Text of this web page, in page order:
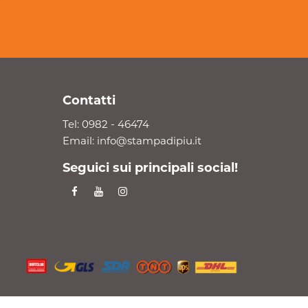
Contatti
Tel: 0982 - 46474
Email: info@stampadipiu.it
Seguici sui principali social!